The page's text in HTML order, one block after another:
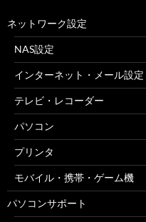
ネットワーク設定
NAS設定
インターネット・メール設定
テレビ・レコーダー
パソコン
プリンタ
モバイル・携帯・ゲーム機
パソコンサポート